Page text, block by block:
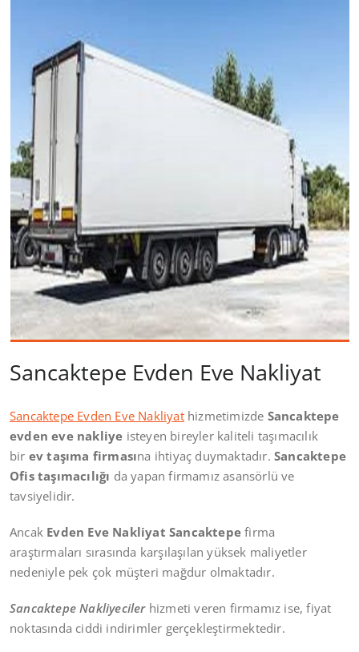
Sancaktepe Evden Eve Nakliyat
Sancaktepe Evden Eve Nakliyathizmetimizde Sancaktepe
evden eve nakliye isteyen bireyler kaliteli taşımacılık
bir ev taşıma firmasına ihtiyaç duymaktadır.Sancaktepe
Ofis taşımacılığı da yapan firmamız asansörlü ve
tavsiyelidir.
Ancak Evden Eve Nakliyat Sancaktepe firma
araştırmaları sırasında karşılaşılan yüksek maliyetler
nedeniyle pek çok müşteri mağdur olmaktadır.
Sancaktepe Nakliyeciler hizmeti veren firmamız ise, fiyat
noktasında ciddi indirimler gerçekleştirmektedir.